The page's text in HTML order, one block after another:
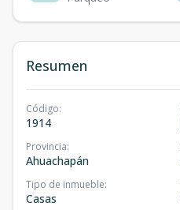
Resumen
Código:
1914
Provincia:
Ahuachapán
Tipo de inmueble:
Casas